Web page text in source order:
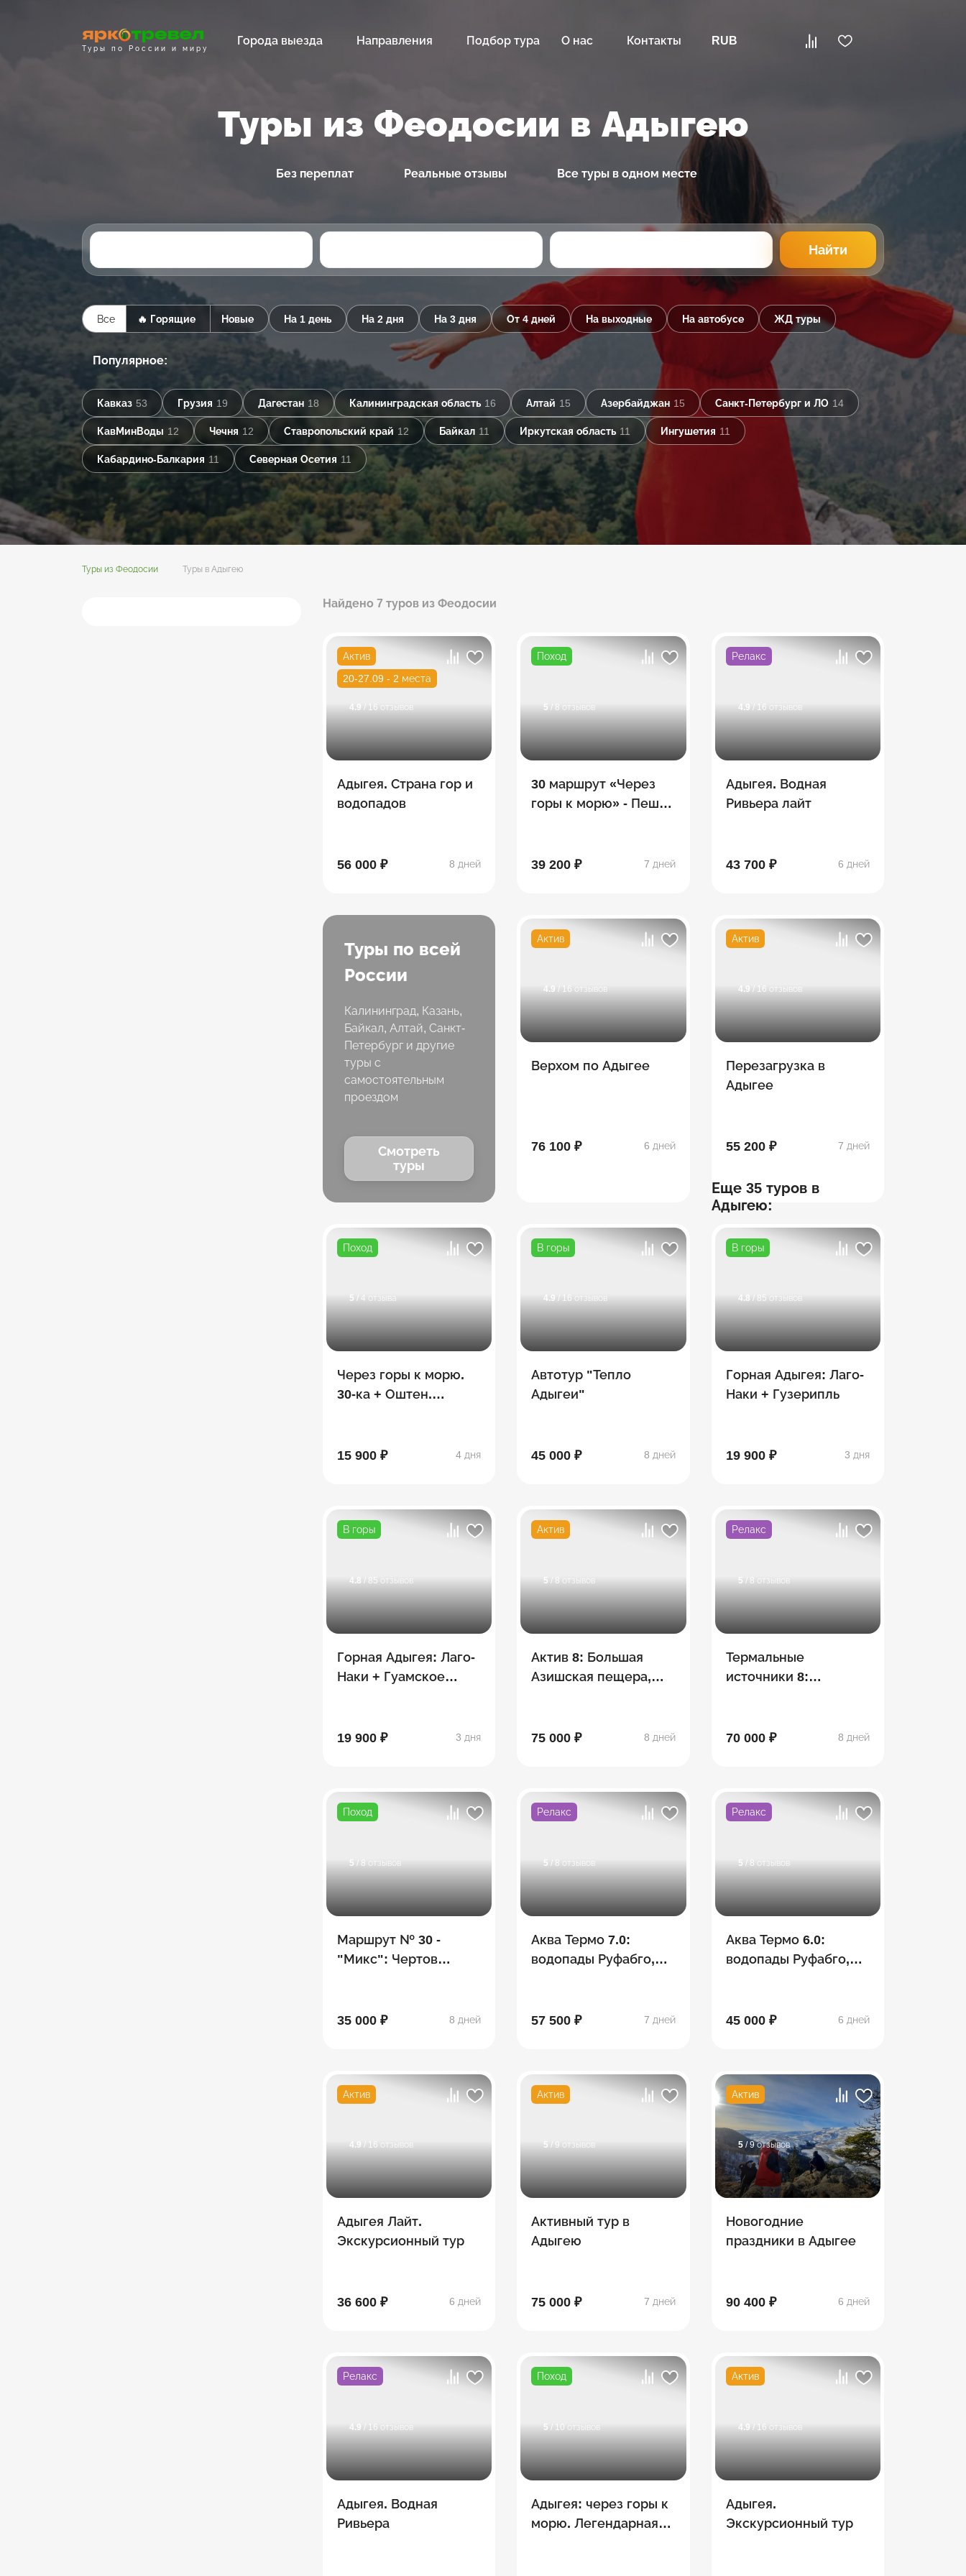
Туры по России и миру
Города выезда Направления Подбор тура О нас Контакты RUB
Туры из Феодосии в Адыгею
Без переплат Реальные отзывы Все туры в одном месте
Найти
Все 🔥 Горящие Новые На 1 день На 2 дня На 3 дня От 4 дней На выходные На автобусе ЖД туры
Популярное:
Кавказ 53 Грузия 19 Дагестан 18 Калининградская область 16 Алтай 15 Азербайджан 15 Санкт-Петербург и ЛО 14
КавМинВоды 12 Чечня 12 Ставропольский край 12 Байкал 11 Иркутская область 11 Ингушетия 11
Кабардино-Балкария 11 Северная Осетия 11
Туры из Феодосии Туры в Адыгею
Найдено 7 туров из Феодосии
Актив
20-27.09 - 2 места
4.9 / 16 отзывов
Адыгея. Страна гор и
водопадов
56 000 ₽ 8 дней
Поход
5 / 8 отзывов
30 маршрут «Через
горы к морю» - Пеший
39 200 ₽ 7 дней
Релакс
4.9 / 16 отзывов
Адыгея. Водная
Ривьера лайт
43 700 ₽ 6 дней
Туры по всей
России
Калининград, Казань,
Байкал, Алтай, Санкт-
Петербург и другие
туры с
самостоятельным
проездом
Смотреть
туры
Актив
4.9 / 16 отзывов
Верхом по Адыгее
76 100 ₽ 6 дней
Актив
4.9 / 16 отзывов
Перезагрузка в
Адыгее
55 200 ₽ 7 дней
Поход
5 / 4 отзыва
Через горы к морю.
30-ка + Оштен.
15 900 ₽ 4 дня
В горы
4.9 / 16 отзывов
Автотур "Тепло
Адыгеи"
45 000 ₽ 8 дней
Еще 35 туров в
Адыгею:
В горы
4.8 / 85 отзывов
Горная Адыгея: Лаго-
Наки + Гузерипль
19 900 ₽ 3 дня
В горы
4.8 / 85 отзывов
Горная Адыгея: Лаго-
Наки + Гуамское
19 900 ₽ 3 дня
Актив
5 / 8 отзывов
Актив 8: Большая
Азишская пещера,
Сахрайские
75 000 ₽ 8 дней
Релакс
5 / 8 отзывов
Термальные
источники 8:
эко-ферма, Лаго-Наки
70 000 ₽ 8 дней
Поход
5 / 8 отзывов
Маршрут № 30 -
"Микс": Чертов
перевал, водопады
35 000 ₽ 8 дней
Релакс
5 / 8 отзывов
Аква Термо 7.0:
водопады Руфабго,
термальные
57 500 ₽ 7 дней
Релакс
5 / 8 отзывов
Аква Термо 6.0:
водопады Руфабго,
термальные
45 000 ₽ 6 дней
Актив
4.9 / 16 отзывов
Адыгея Лайт.
Экскурсионный тур
36 600 ₽ 6 дней
Актив
5 / 9 отзывов
Активный тур в
Адыгею
75 000 ₽ 7 дней
Актив
5/ 9 отзывов
Новогодние
праздники в Адыгее
90 400 ₽ 6 дней
Релакс
4.9 / 16 отзывов
Адыгея. Водная
Ривьера
Поход
5 / 10 отзывов
Адыгея: через горы к
морю. Легендарная
Актив
4.9 / 16 отзывов
Адыгея.
Экскурсионный тур